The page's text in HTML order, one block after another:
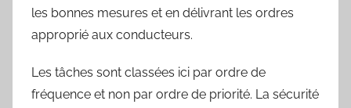
les bonnes mesures et en délivrant les ordres
approprié aux conducteurs.
Les tâches sont classées ici par ordre de
fréquence et non par ordre de priorité. La sécurité